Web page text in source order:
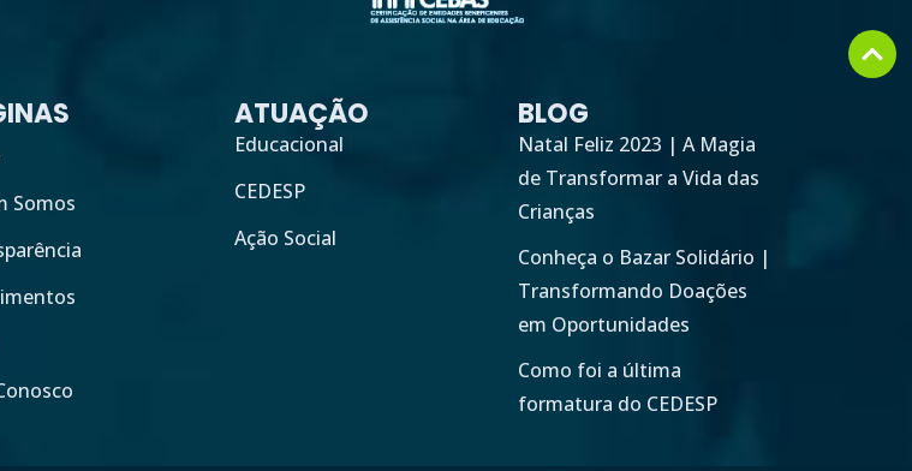
Somos
ATUAÇÃO
Educacional
CEDESP
Ação Social
BLOG
Natal Feliz 2023 | A Magia
de Transformar a Vida das
Crianças
Conheça o Bazar Solidário |
Transformando Doações
em Oportunidades
Como foi a última
formatura do CEDESP